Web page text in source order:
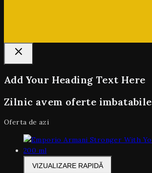
Add Your Heading Text Here
Zilnic avem oferte imbatabile
Oferta de azi
VIZUALIZARE RAPIDĂ